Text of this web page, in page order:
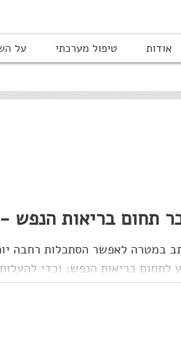
על טיפול מערכתי אודות
תחום בריאות הנפש - 2017
במטרה לאפשר הסתכלות רחבה
לתחום בריאות הנפש; וכדי